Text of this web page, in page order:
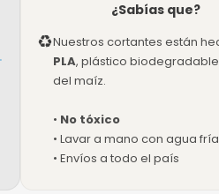
¿Sabías que?
♻Nuestros cortantes están
PLA, plástico
del maíz.
• No tóxico
• Lavar a mano con agua fría
• Envíos a todo el país